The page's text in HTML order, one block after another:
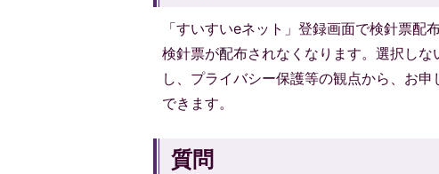
「すいすいeネット」登録画面で検針票
検針票が配布されなくなります。選択し
し、プライバシー保護等の観点から、お
できます。
質問